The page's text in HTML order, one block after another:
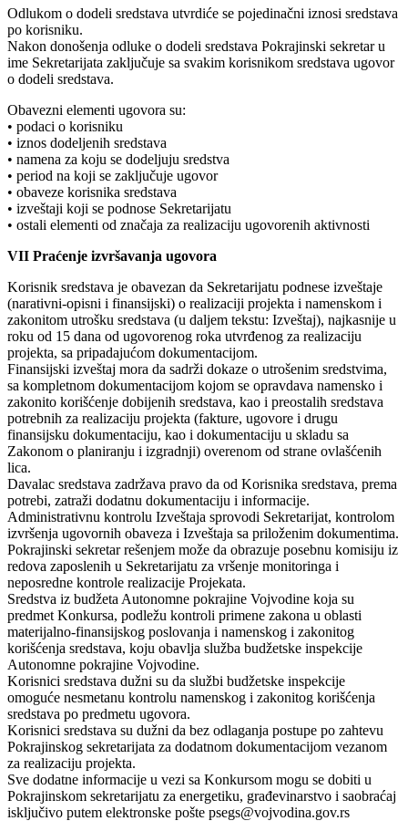
Odlukom o dodeli sredstava utvrdiće se pojedinačni iznosi sredstava
po korisniku.
Nakon donošenja odluke o dodeli sredstava Pokrajinski sekretar u
ime Sekretarijata zaključuje sa svakim korisnikom sredstava ugovor
o dodeli sredstava.
Obavezni elementi ugovora su:
• podaci o korisniku
• iznos dodeljenih sredstava
• namena za koju se dodeljuju sredstva
• period na koji se zaključuje ugovor
• obaveze korisnika sredstava
• izveštaji koji se podnose Sekretarijatu
• ostali elementi od značaja za realizaciju ugovorenih aktivnosti
VII Praćenje izvršavanja ugovora
Korisnik sredstava je obavezan da Sekretarijatu podnese izveštaje
(narativni-opisni i finansijski) o realizaciji projekta i namenskom i
zakonitom utrošku sredstava (u daljem tekstu: Izveštaj), najkasnije u
roku od 15 dana od ugovorenog roka utvrđenog za realizaciju
projekta, sa pripadajućom dokumentacijom.
Finansijski izveštaj mora da sadrži dokaze o utrošenim sredstvima,
sa kompletnom dokumentacijom kojom se opravdava namensko i
zakonito korišćenje dobijenih sredstava, kao i preostalih sredstava
potrebnih za realizaciju projekta (fakture, ugovore i drugu
finansijsku dokumentaciju, kao i dokumentaciju u skladu sa
Zakonom o planiranju i izgradnji) overenom od strane ovlašćenih
lica.
Davalac sredstava zadržava pravo da od Korisnika sredstava, prema
potrebi, zatraži dodatnu dokumentaciju i informacije.
Administrativnu kontrolu Izveštaja sprovodi Sekretarijat, kontrolom
izvršenja ugovornih obaveza i Izveštaja sa priloženim dokumentima.
Pokrajinski sekretar rešenjem može da obrazuje posebnu komisiju iz
redova zaposlenih u Sekretarijatu za vršenje monitoringa i
neposredne kontrole realizacije Projekata.
Sredstva iz budžeta Autonomne pokrajine Vojvodine koja su
predmet Konkursa, podležu kontroli primene zakona u oblasti
materijalno-finansijskog poslovanja i namenskog i zakonitog
korišćenja sredstava, koju obavlja služba budžetske inspekcije
Autonomne pokrajine Vojvodine.
Korisnici sredstava dužni su da službi budžetske inspekcije
omoguće nesmetanu kontrolu namenskog i zakonitog korišćenja
sredstava po predmetu ugovora.
Korisnici sredstava su dužni da bez odlaganja postupe po zahtevu
Pokrajinskog sekretarijata za dodatnom dokumentacijom vezanom
za realizaciju projekta.
Sve dodatne informacije u vezi sa Konkursom mogu se dobiti u
Pokrajinskom sekretarijatu za energetiku, građevinarstvo i saobraćaj
isključivo putem elektronske pošte psegs@vojvodina.gov.rs